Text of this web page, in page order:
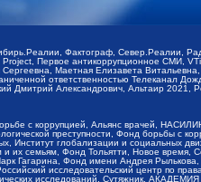
Фактограф, Север.Реалии,
Первое антикоррупционное СМИ,
Маетная Елизавета
ответственностью Телеканал
Александрович, Альтаир 2021,
с коррупцией, Альянс врачей,
преступности, Фонд борьбы с
Институт глобализации и социальных
семьям, Фонд Тольятти, Новое время,
Гагарина, Фонд имени Андрея
исследовательский центр по
исследований, Сутяжник,